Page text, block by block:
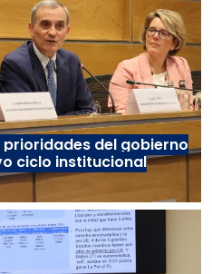
prioridades del gobierno
ciclo institucional